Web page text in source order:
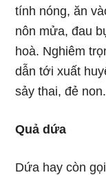
tính nóng, ăn
nôn mửa, đau
hoà. Nghiêm
dẫn tới xuất
sảy thai, đẻ non.
Quả dứa
Dứa hay còn